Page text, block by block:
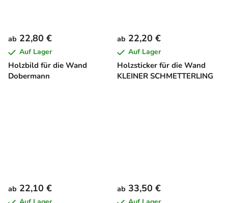
Holzbild für die Wand
Dobermann
ab 22,80 €
Auf Lager
Holzsticker für die Wand
KLEINER SCHMETTERLING
ab 22,20 €
Auf Lager
ab 22,10 € ab 33,50 €